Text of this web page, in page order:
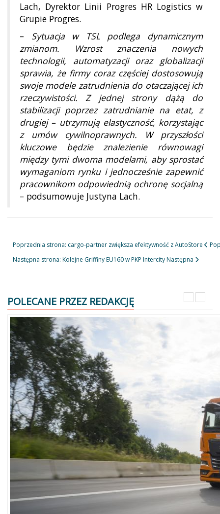
Lach, Dyrektor Linii Progres HR Logistics w
Grupie Progres.
– Sytuacja w TSL podlega dynamicznym
zmianom. Wzrost znaczenia nowych
technologii, automatyzacji oraz globalizacji
sprawia, że firmy coraz częściej dostosowują
swoje modele zatrudnienia do otaczającej ich
rzeczywistości. Z jednej strony dążą do
stabilizacji poprzez zatrudnianie na etat, z
drugiej – utrzymują elastyczność, korzystając
z umów cywilnoprawnych. W przyszłości
kluczowe będzie znalezienie równowagi
między tymi dwoma modelami, aby sprostać
wymaganiom rynku i jednocześnie zapewnić
pracownikom odpowiednią ochronę socjalną
– podsumowuje Justyna Lach.
Poprzednia strona: cargo-partner zwiększa efektywność z AutoStore
Następna strona: Kolejne Griffiny EU160 w PKP IntercityNastępna
POLECANE PRZEZ REDAKCJĘ